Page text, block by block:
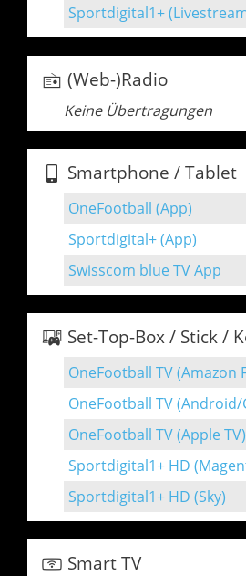
Sportdigital1+
(Web-)Radio
Keine Übertragungen
Smartphone / Tablet
OneFootball (App)
Sportdigital+ (App)
Swisscom blue TV App
Set-Top-Box / Stick /
OneFootball TV (Amazon
OneFootball TV (Android/
OneFootball TV (Apple TV)
Sportdigital1+ HD
Sportdigital1+ HD (Sky)
Smart TV